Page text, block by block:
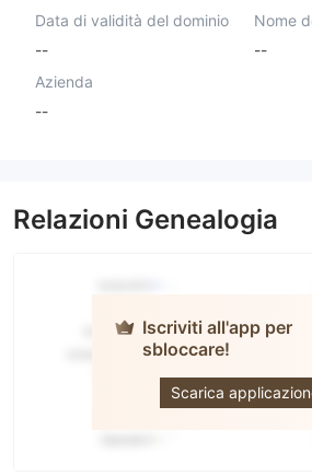
Data di validità del dominio
--
Nome
--
Azienda
--
Relazioni Genealogia
Iscriviti all'app per
sbloccare!
Scarica